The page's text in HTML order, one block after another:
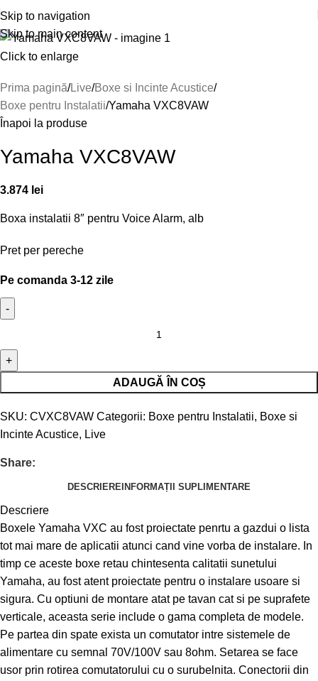
Skip to navigation
Skip to main content
Click to enlarge
Prima pagină Live Boxe si Incinte Acustice
Boxe pentru Instalatii Yamaha VXC8VAW
Înapoi la produse
Yamaha VXC8VAW
3.874 lei
Boxa instalatii 8″ pentru Voice Alarm, alb
Pret per pereche
Pe comanda 3-12 zile
ADAUGĂ ÎN COȘ
SKU: CVXC8VAW Categorii: Boxe pentru Instalatii, Boxe si
Incinte Acustice, Live
Share:
DESCRIERE INFORMAȚII SUPLIMENTARE
Descriere
Boxele Yamaha VXC au fost proiectate penrtu a gazdui o lista
tot mai mare de aplicatii atunci cand vine vorba de instalare. In
timp ce aceste boxe retau chintesenta calitatii sunetului
Yamaha, au fost atent proiectate pentru o instalare usoare si
sigura. Cu optiuni de montare atat pe tavan cat si pe suprafete
verticale, aceasta serie include o gama completa de modele.
Pe partea din spate exista un comutator intre sistemele de
alimentare cu semnal 70V/100V sau 8ohm. Setarea se face
usor prin rotirea comutatorului cu o surubelnita. Conectorii din